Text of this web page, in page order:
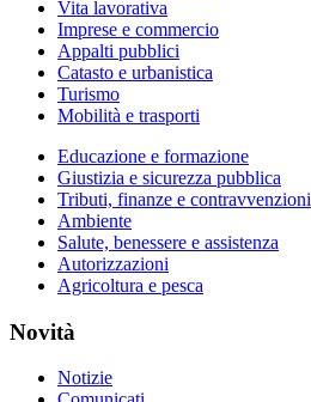
Vita lavorativa
Imprese e commercio
Appalti pubblici
Catasto e urbanistica
Turismo
Mobilità e trasporti
Educazione e formazione
Giustizia e sicurezza pubblica
Tributi, finanze e contravvenzioni
Ambiente
Salute, benessere e assistenza
Autorizzazioni
Agricoltura e pesca
Novità
Notizie